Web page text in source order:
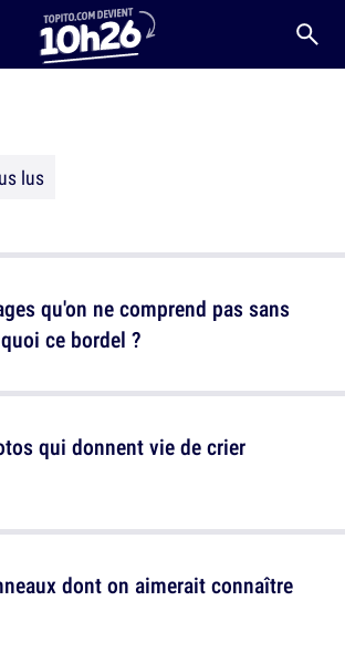
lus
qu'on ne comprend pas sans
ce bordel ?
qui donnent vie de crier
dont on aimerait connaître